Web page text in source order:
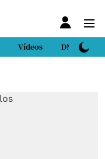
Vídeos DN Sport